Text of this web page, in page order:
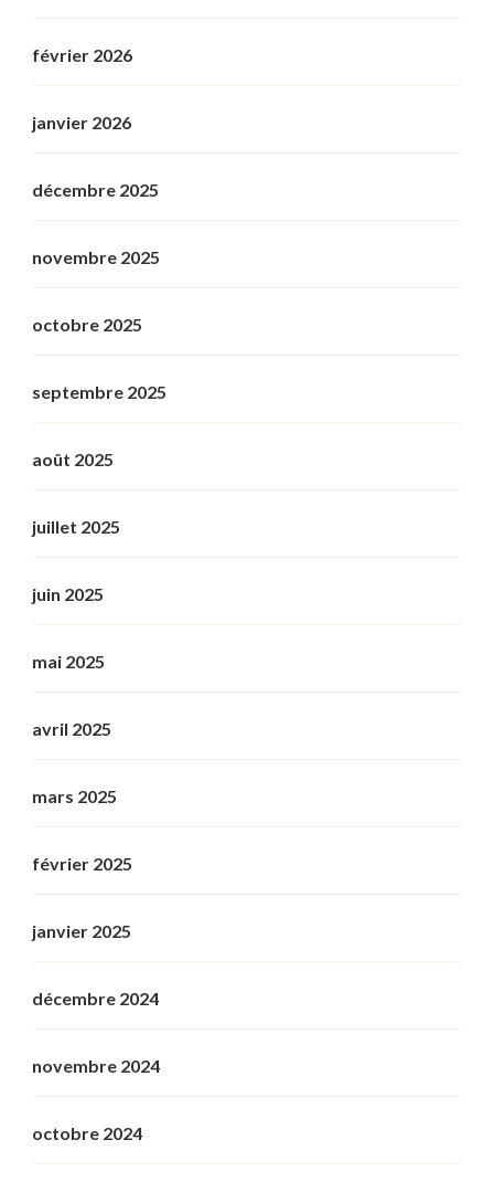
février 2026
janvier 2026
décembre 2025
novembre 2025
octobre 2025
septembre 2025
août 2025
juillet 2025
juin 2025
mai 2025
avril 2025
mars 2025
février 2025
janvier 2025
décembre 2024
novembre 2024
octobre 2024